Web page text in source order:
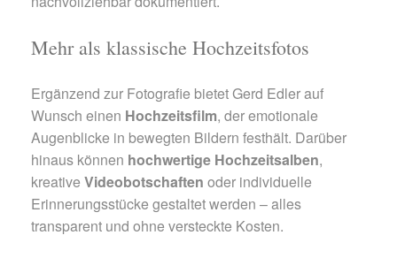
Mehr als klassische Hochzeitsfotos
Ergänzend zur Fotografie bietet Gerd Edler auf
Wunsch einen Hochzeitsfilm, der emotionale
Augenblicke in bewegten Bildern festhält. Darüber
hinaus können hochwertige Hochzeitsalben,
kreative Videobotschaften oder individuelle
Erinnerungsstücke gestaltet werden – alles
transparent und ohne versteckte Kosten.